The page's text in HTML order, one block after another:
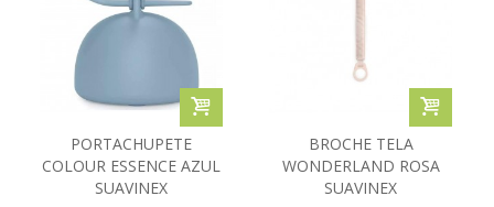
PORTACHUPETE
COLOUR ESSENCE AZUL
SUAVINEX
BROCHE TELA
WONDERLAND ROSA
SUAVINEX